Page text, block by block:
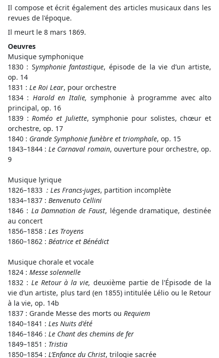
Il compose et écrit également des articles musicaux dans les
revues de l'époque.
Il meurt le 8 mars 1869.
Oeuvres
Musique symphonique
1830 : Symphonie fantastique, épisode de la vie d’un artiste,
op. 14
1831 : Le Roi Lear, pour orchestre
1834 : Harold en Italie, symphonie à programme avec alto
principal, op. 16
1839 :Roméo et Juliette, symphonie pour solistes, chœur et
orchestre, op. 17
1840 : Grande Symphonie funèbre et triomphale, op. 15
1843–1844 :Le Carnaval romain, ouverture pour orchestre, op.
9
Musique lyrique
1826–1833 : Les Francs-juges, partition incomplète
1834–1837 : Benvenuto Cellini
1846 : La Damnation de Faust, légende dramatique, destinée
au concert
1856–1858 : Les Troyens
1860–1862 : Béatrice et Bénédict
Musique chorale et vocale
1824 : Messe solennelle
1832 : Le Retour à la vie, deuxième partie de l'Épisode de la
vie d’un artiste, plus tard (en 1855) intitulée Lélio ou le Retour
à la vie, op. 14b
1837 : Grande Messe des morts ou Requiem
1840–1841 : Les Nuits d'été
1846–1846 : Le Chant des chemins de fer
1849–1851 : Tristia
1850–1854 : L’Enfance du Christ, trilogie sacrée